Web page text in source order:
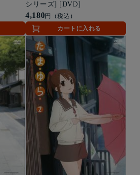
シリーズ] [DVD]
4,180円（税込）
カートに入れる